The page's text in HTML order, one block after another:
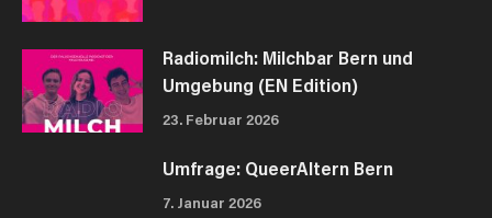
Radiomilch: Milchbar Bern und
Umgebung (EN Edition)
23. Februar 2026
Umfrage: QueerAltern Bern
7. Januar 2026